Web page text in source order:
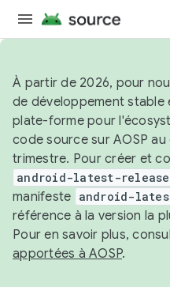
À partir de 2026, pour
de développement stable
plate-forme pour
code source sur AOSP
trimestre. Pour créer et
android-latest-release
manifeste android-
référence à la version la
Pour en savoir plus,
apportées à AOSP.